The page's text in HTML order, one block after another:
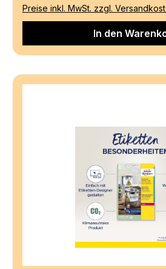
Preise inkl. MwSt. zzgl.
In den